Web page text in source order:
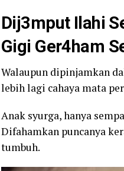
Dij3mput Ilahi
Gigi Ger4ham
Walaupun dipinjamkan
lebih lagi cahaya mata
Anak syurga, hanya
Difahamkan puncanya
tumbuh.